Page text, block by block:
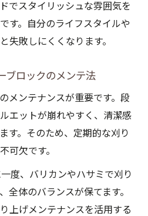
でスタイリッシュな雰囲気を
す。自分のライフスタイルや
失敗しにくくなります。
ブロックのメンテ法
メンテナンスが重要です。段
エットが崩れやすく、清潔感
す。そのため、定期的な刈り
可欠です。
度、バリカンやハサミで刈り
全体のバランスが保てます。
上げメンテナンスを活用する